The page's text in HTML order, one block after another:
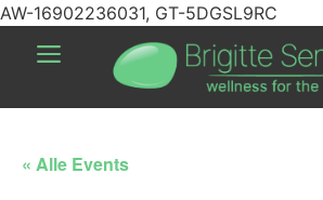
AW-16902236031, GT-5DGSL9RC
« Alle Events